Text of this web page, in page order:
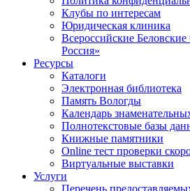
Клубы по интересам
Юридическая клиника
Всероссийские
Россия»
Ресурсы
Каталоги
Электронная библиотека
Память Вологды
Календарь
Полнотекстовые базы
Книжные памятники
Online тест проверки
Виртуальные выставки
Услуги
Перечень